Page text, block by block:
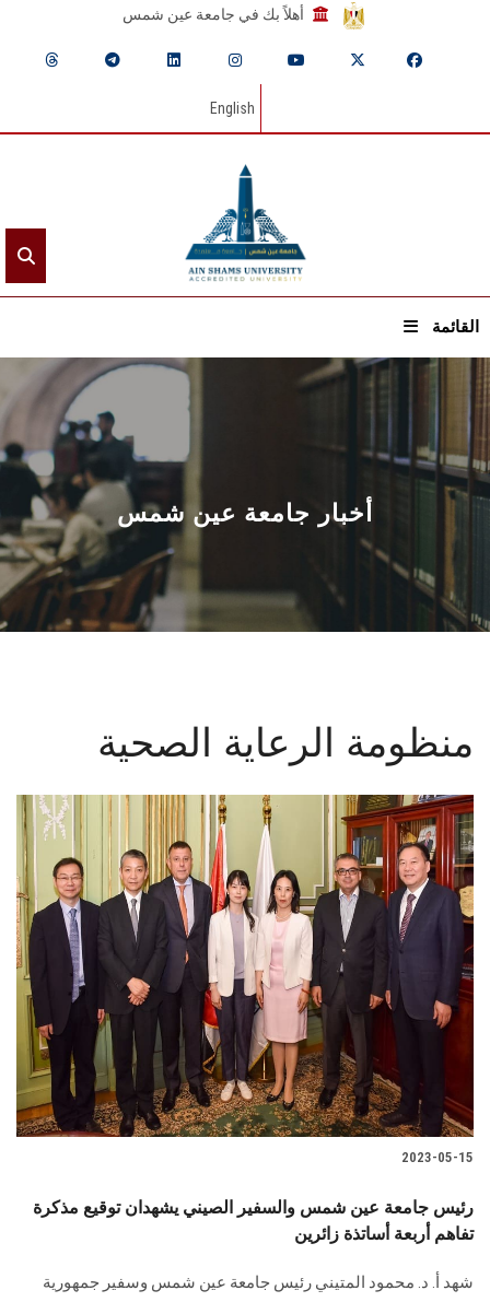
أهلاً بك في جامعة عين شمس
English
القائمة
الرئيسيـة
عن الجامعة
القطاعـات
الشئون الأكاديمية
البحث العلمي
المراكز والوحدات
الأنظمة الذكية
الإعلام
تواصل معنا
الطلاب
هيئة التدريس
الدراسات العليا
الزائـرون
أخبار جامعة عين شمس
منظومة الرعاية الصحية
2023-05-15
رئيس جامعة عين شمس والسفير الصيني يشهدان توقيع مذكرة
تفاهم أربعة أساتذة زائرين
شهد أ. د. محمود المتيني رئيس جامعة عين شمس وسفير جمهورية